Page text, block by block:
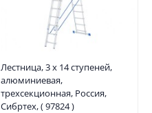
Лестница, 3 х 14 ступеней,
алюминиевая,
трехсекционная, Россия,
Сибртех, ( 97824 )